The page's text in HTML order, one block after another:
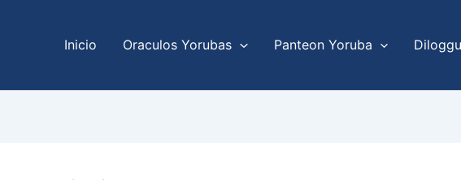
Inicio Oraculos Yorubas Panteon Yoruba